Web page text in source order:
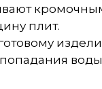
плит.